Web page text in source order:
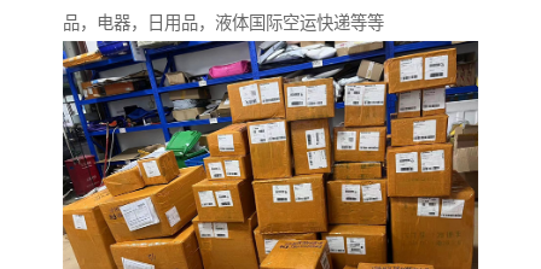
品，电器，日用品，液体国际空运快递等等